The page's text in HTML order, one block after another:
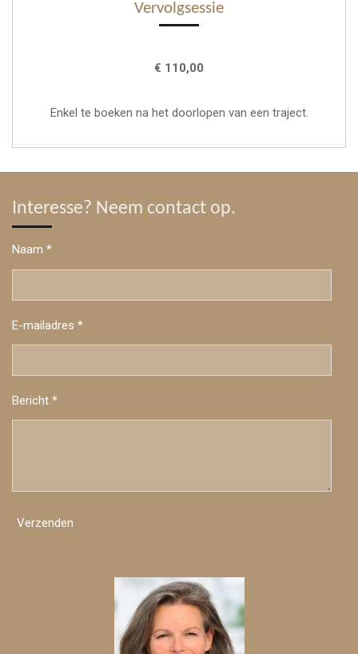
Vervolgsessie
€ 110,00
Enkel te boeken na het doorlopen van een traject.
Interesse? Neem contact op.
Naam *
E-mailadres *
Bericht *
Verzenden